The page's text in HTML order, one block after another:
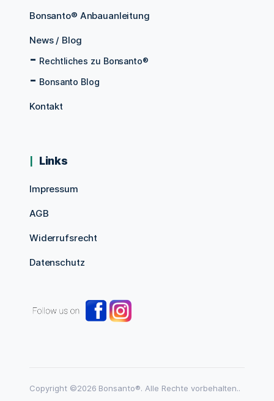
Bonsanto® Anbauanleitung
News / Blog
Rechtliches zu Bonsanto®
Bonsanto Blog
Kontakt
Links
Impressum
AGB
Widerrufsrecht
Datenschutz
Copyright ©2026 Bonsanto®. Alle Rechte vorbehalten..